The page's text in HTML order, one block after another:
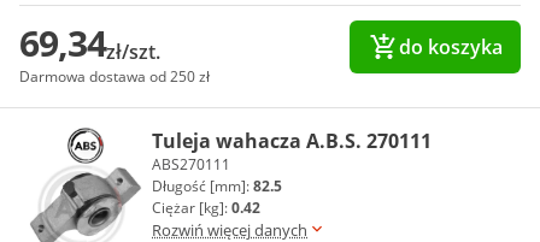
69,34zł/szt.
Darmowa dostawa od 250 zł
do koszyka
Tuleja wahacza A.B.S. 270111
ABS270111
Długość [mm]:82.5
Ciężar [kg]:0.42
Rozwiń więcej danych